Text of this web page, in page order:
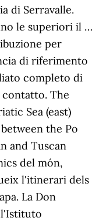
di Serravalle.
le superiori il …
per
di riferimento
completo di
The
Sea (east)
the Po
and Tuscan
del món,
l'itinerari dels
La Don